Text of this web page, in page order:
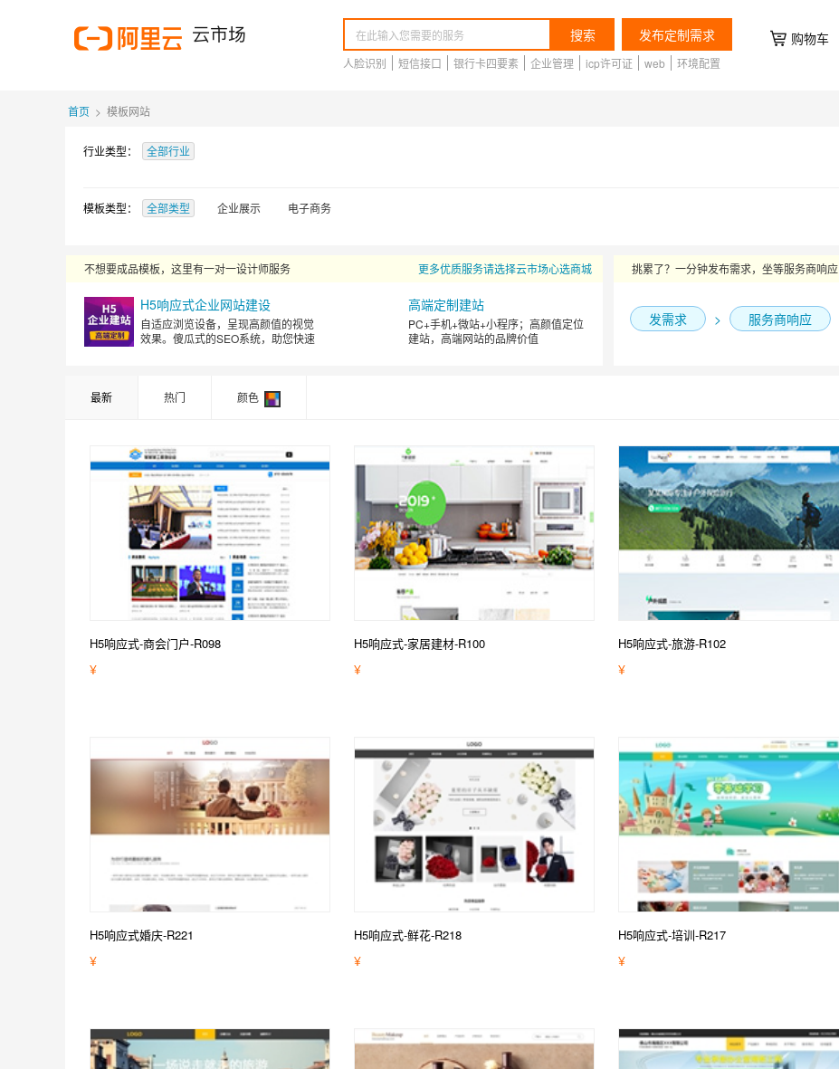
搜索 发布定制需求
人脸识别 短信接口 银行卡四要素 企业管理 icp许可证 web 环境配置
购物车
首页 > 模板网站
行业类型： 全部行业
模板类型： 全部类型 企业展示 电子商务
不想要成品模板，这里有一对一设计师服务 更多优质服务请选择云市场心选商城
H5响应式企业网站建设
自适应浏览设备，呈现高颜值的视觉
效果。傻瓜式的SEO系统，助您快速
高端定制建站
PC+手机+微站+小程序；高颜值定位
建站，高端网站的品牌价值
挑累了？一分钟发布需求，坐等服务商响应
发需求 > 服务商响应
最新 热门 颜色
H5响应式-商会门户-R098
¥
H5响应式-家居建材-R100
¥
H5响应式-旅游-R102
¥
H5响应式婚庆-R221
¥
H5响应式-鲜花-R218
¥
H5响应式-培训-R217
¥